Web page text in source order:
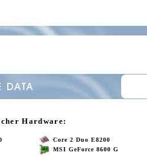
Hardware:
Core 2 Duo E8200
MSI GeForce 8600 G